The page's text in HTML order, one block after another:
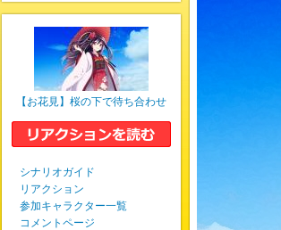
【お花見】桜の下で待ち合わせ
シナリオガイド
リアクション
参加キャラクター一覧
コメントページ